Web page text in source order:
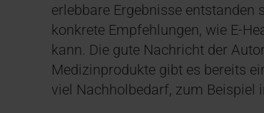
erlebbare Ergebnisse
konkrete Empfehlungen, wie E-
kann. Die gute Nachricht der
Medizinprodukte gibt es bereits
viel Nachholbedarf, zum Beispiel